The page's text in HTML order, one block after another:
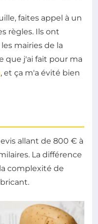
faites appel à un
règles. Ils ont
mairies de la
que j'ai fait pour ma
, et ça m'a évité bien
allant de 800 € à
La différence
complexité de